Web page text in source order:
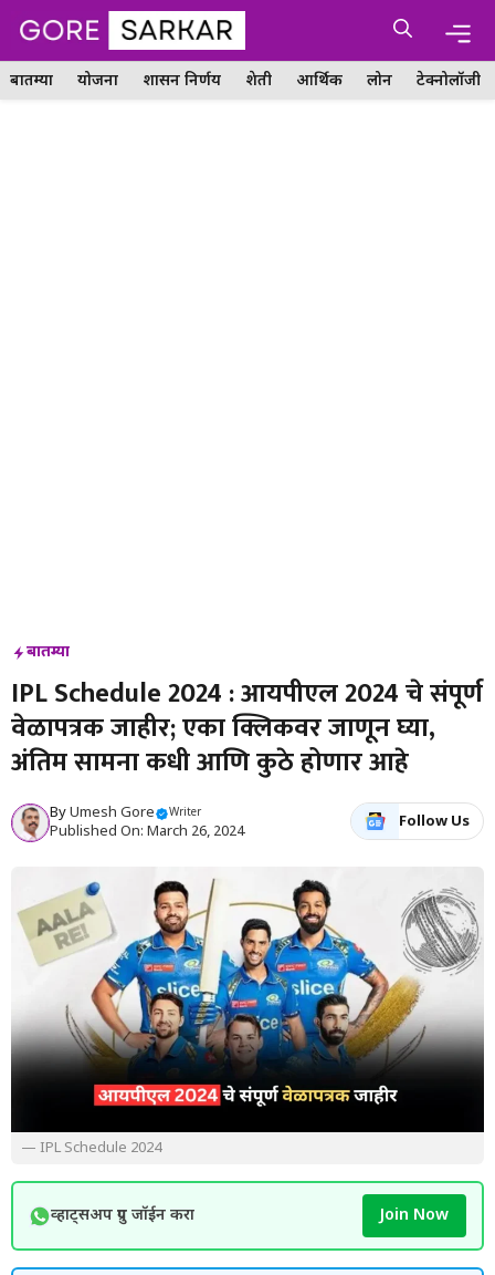
Skip
content
बातम्या योजना शासन निर्णय शेती आर्थिक लोन टेक्नोलॉजी
बातम्या
IPL Schedule 2024 : आयपीएल 2024 चे संपूर्ण
वेळापत्रक जाहीर; एका क्लिकवर जाणून घ्या,
अंतिम सामना कधी आणि कुठे होणार आहे
ByUmesh Gore Writer
Published On: March 26, 2024
Follow Us
— IPL Schedule 2024
व्हाट्सअप ग्रुप जॉईन करा Join Now